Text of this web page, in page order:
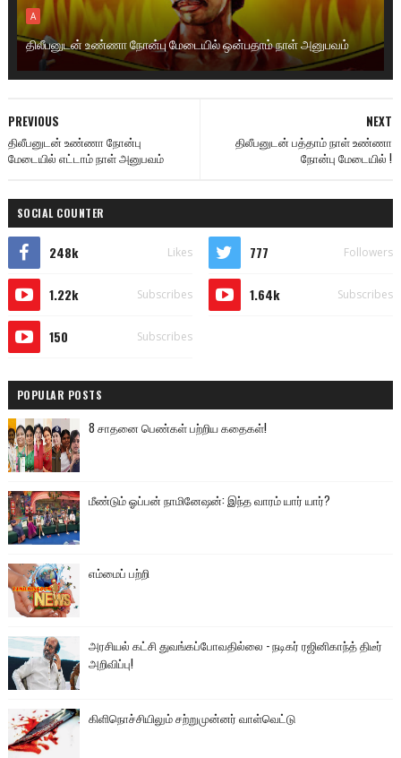
A
திலீபனுடன் உண்ணா நோன்பு மேடையில் ஒன்பதாம் நாள் அனுபவம்
NEXT
திலீபனுடன் பத்தாம் நாள் உண்ணா
நோன்பு மேடையில் !
PREVIOUS
திலீபனுடன் உண்ணா நோன்பு
மேடையில் எட்டாம் நாள் அனுபவம்
SOCIAL COUNTER
248k Likes 777 Followers
1.22k Subscribes 1.64k Subscribes
150 Subscribes
POPULAR POSTS
8 சாதனை பெண்கள் பற்றிய கதைகள்!
மீண்டும் ஓப்பன் நாமினேஷன்: இந்த வாரம் யார் யார்?
எம்மைப் பற்றி
அரசியல் கட்சி துவங்கப்போவதில்லை - நடிகர் ரஜினிகாந்த் திடீர்
அறிவிப்பு!
கிளிநொச்சியிலும் சற்றுமுன்னர் வாள்வெட்டு